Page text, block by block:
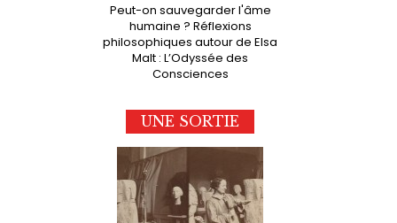
Peut-on sauvegarder l'âme
humaine ? Réflexions
philosophiques autour de Elsa
Malt : L’Odyssée des
Consciences
UNE SORTIE